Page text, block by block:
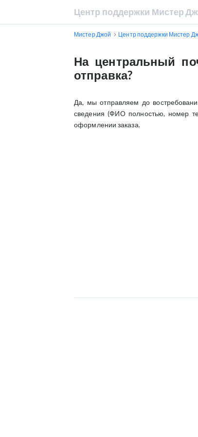
Центр поддержки Мистер
Мистер Джой Центр поддержки Мистер
На центральный
отправка?
Да, мы отправляем до
сведения (ФИО полностью, номер
оформлении заказа.